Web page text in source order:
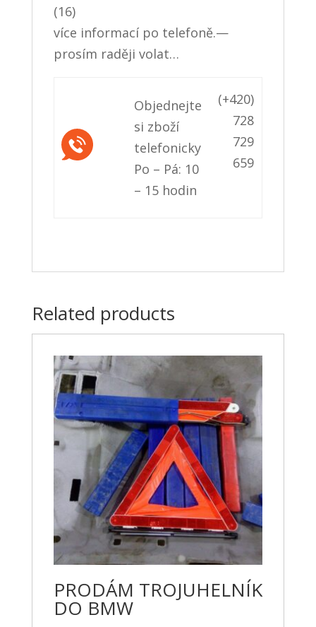
(16)
více informací po telefoně.—
prosím raději volat…
Objednejte
si zboží
telefonicky
Po – Pá: 10
– 15 hodin
(+420)
728
729
659
Related products
PRODÁM TROJUHELNÍK
DO BMW